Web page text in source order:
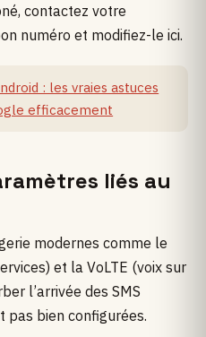
contactez votre
numéro et modifiez-le ici.
: les vraies astuces
efficacement
liés au
modernes comme le
et la VoLTE (voix sur
l’arrivée des SMS
pas bien configurées.